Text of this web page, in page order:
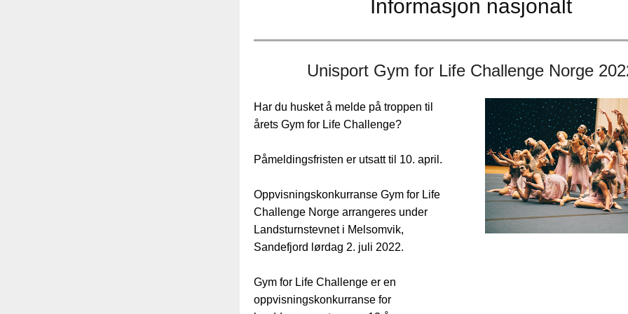
Informasjon nasjonalt
Unisport Gym for Life Challenge Norge
Har du husket å melde på troppen til
årets Gym for Life Challenge?
Påmeldingsfristen er utsatt til 10. april.
Oppvisningskonkurranse Gym for Life
Challenge Norge arrangeres under
Landsturnstevnet i Melsomvik,
Sandefjord lørdag 2. juli 2022.
Gym for Life Challenge er en
oppvisningskonkurranse for